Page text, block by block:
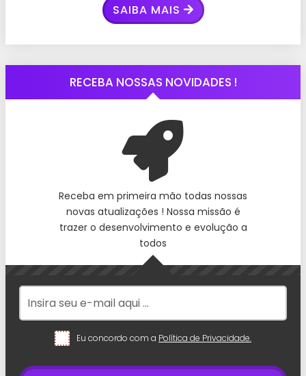
SAIBA MAIS
RECEBA NOSSAS NOVIDADES !
Receba em primeira mão todas nossas
novas atualizações ! Nossa missão é
trazer o desenvolvimento e evolução a
todos
Eu concordo com a Política de Privacidade.